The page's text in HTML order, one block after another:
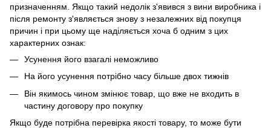
призначенням. Якщо такий недолік з'явився з вини виробника і
після ремонту з'являється знову з незалежних від покупця
причин і при цьому ще наділяється хоча б одним з цих
характерних ознак:
Усунення його взагалі неможливо
На його усунення потрібно часу більше двох тижнів
Він якимось чином змінює товар, що вже не входить в
частину договору про покупку
Якщо буде потрібна перевірка якості товару, то може бути